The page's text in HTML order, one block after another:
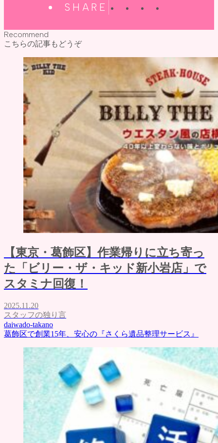
SHARE
Recommend
こちらの記事もどうぞ
【東京・葛飾区】作業帰りに立ち寄っ
た「ビリー・ザ・キッド新小岩店」で
スタミナ回復！
2025.11.20
スタッフの独り言
daiwado-takano
葛飾区で創業15年、安心の『さくら遺品整理サービス』